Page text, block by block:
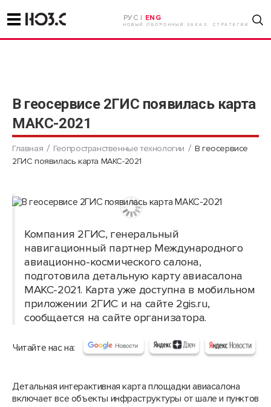
РУС | ENG
НОВЫЙ ОБОРОННЫЙ ЗАКАЗ. СТРАТЕГИИ
В геосервисе 2ГИС появилась карта
МАКС-2021
Главная Геопространственные технологии
В геосервисе
2ГИС появилась карта МАКС-2021
Компания 2ГИС, генеральный
навигационный партнер Международного
авиационно-космического салона,
подготовила детальную карту авиасалона
МАКС-2021. Карта уже доступна в мобильном
приложении 2ГИС и на сайте 2gis.ru,
сообщается на сайте организатора.
Читайте нас на:
Детальная интерактивная карта площадки авиасалона
включает все объекты инфраструктуры от шале и пунктов